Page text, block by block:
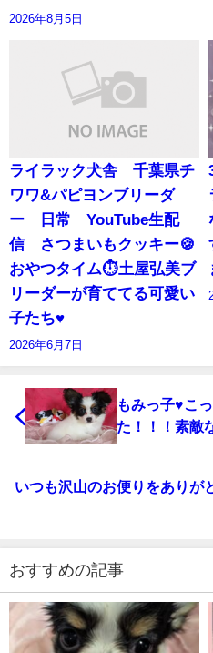
2026年8月5日
ライラック犬舎 千葉県チ
ワワ&パピヨンブリーダ
ー 日常 YouTube生配
信 さつまいもクッキー🍪
おやつタイム⏱️土屋弘美ブ
リーダーが育ててる可愛い
子たち♥️
2026年6月7日
もみっ子♥こ
た！！！素敵
いつも沢山のお便りをありが
おすすめの記事